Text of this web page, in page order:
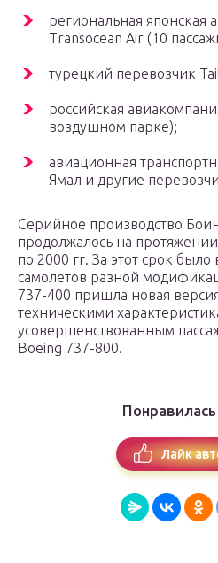
региональная японская
Transocean Air (10
турецкий перевозчик
российская
воздушном парке);
авиационная
Ямал и другие
Серийное производство
продолжалось на
по 2000 гг. За этот срок
самолетов разной
737-400 пришла новая
техническими
усовершенствованным
Boeing 737-800.
Понравилась
Лайк